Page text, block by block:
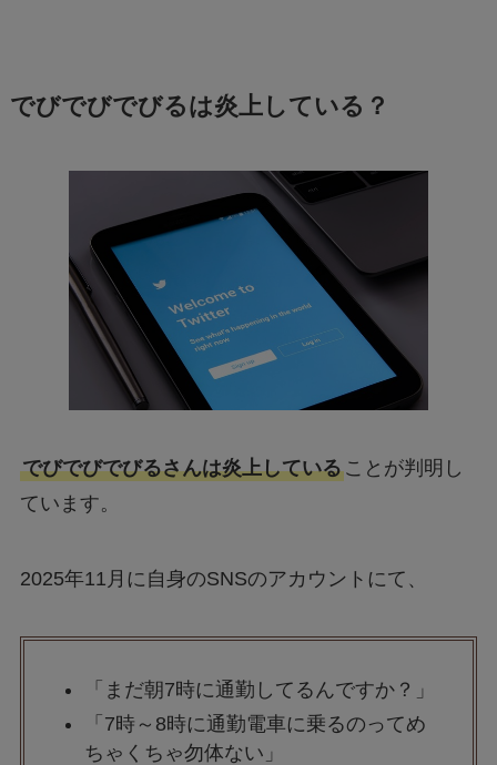
でびでびでびるは炎上している？
でびでびでびるさんは炎上していることが判明し
ています。
2025年11月に自身のSNSのアカウントにて、
「まだ朝7時に通勤してるんですか？」
「7時～8時に通勤電車に乗るのってめ
ちゃくちゃ勿体ない」